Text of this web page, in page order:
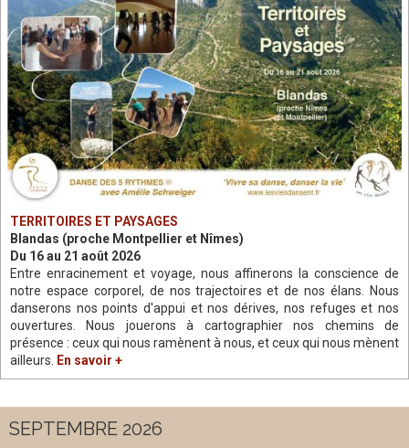
TERRITOIRES ET PAYSAGES
Blandas (proche Montpellier et Nîmes)
Du 16 au 21 août 2026
Entre enracinement et voyage, nous affinerons la conscience de
notre espace corporel, de nos trajectoires et de nos élans. Nous
danserons nos points d'appui et nos dérives, nos refuges et nos
ouvertures. Nous jouerons à cartographier nos chemins de
présence : ceux qui nous ramènent à nous, et ceux qui nous mènent
ailleurs.
En savoir +
SEPTEMBRE 2026